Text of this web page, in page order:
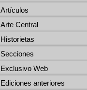
Artículos
Arte Central
Historietas
Secciones
Exclusivo Web
Ediciones anteriores